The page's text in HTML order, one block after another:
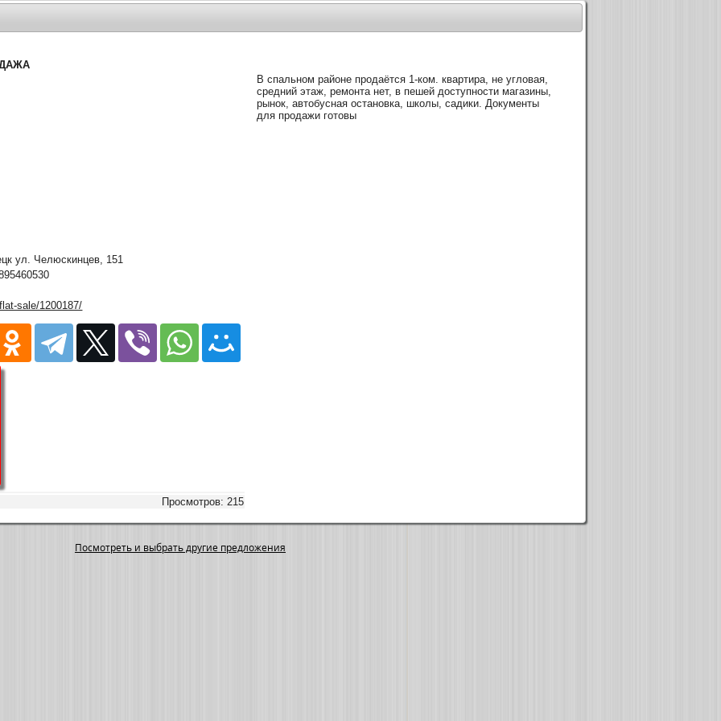
ул. Челюскинцев, 151
sale/1200187/
Просмотров: 215
В спальном районе продаётся 1-ком. квартира, не угловая,
средний этаж, ремонта нет, в пешей доступности магазины,
рынок, автобусная остановка, школы, садики. Документы
для продажи готовы
Посмотреть и выбрать другие предложения